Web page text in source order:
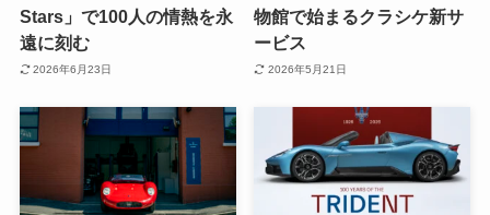
Stars」で100人の情熱を永
遠に刻む
2026年6月23日
物館で始まるクラシケ新サ
ービス
2026年5月21日